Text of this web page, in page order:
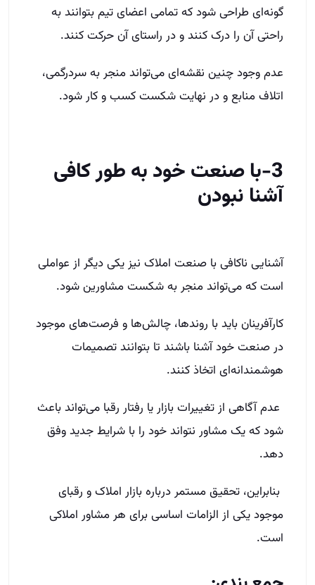
گونه‌ای طراحی شود که تمامی اعضای تیم بتوانند به
راحتی آن را درک کنند و در راستای آن حرکت کنند.
عدم وجود چنین نقشه‌ای می‌تواند منجر به سردرگمی،
اتلاف منابع و در نهایت شکست کسب و کار شود.
3-با صنعت خود به طور کافی
آشنا نبودن
آشنایی ناکافی با صنعت املاک نیز یکی دیگر از عواملی
است که می‌تواند منجر به شکست مشاورین شود.
کارآفرینان باید با روندها، چالش‌ها و فرصت‌های موجود
در صنعت خود آشنا باشند تا بتوانند تصمیمات
هوشمندانه‌ای اتخاذ کنند.
عدم آگاهی از تغییرات بازار یا رفتار رقبا می‌تواند باعث
شود که یک مشاور نتواند خود را با شرایط جدید وفق
دهد.
بنابراین، تحقیق مستمر درباره بازار املاک و رقبای
موجود یکی از الزامات اساسی برای هر مشاور املاکی
است.